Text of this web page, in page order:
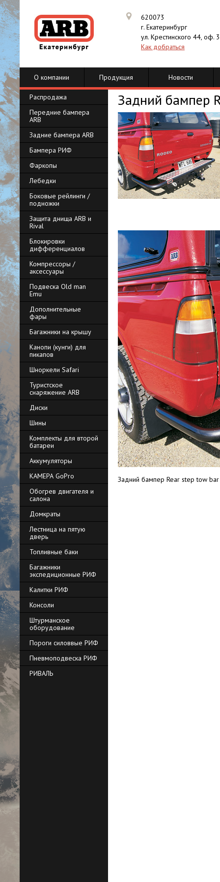
620073
г. Екатеринбург
ул. Крестинского 44, оф.
Как добраться
О компании Продукция Новости
Распродажа
Передние бампера
ARB
Задние бампера ARB
Бампера РИФ
Фаркопы
Лебедки
Боковые рейлинги /
подножки
Защита днища ARB и
Rival
Блокировки
дифференциалов
Компрессоры /
аксессуары
Подвеска Old man
Emu
Дополнительные
фары
Багажники на крышу
Канопи (кунги) для
пикапов
Шноркели Safari
Туристское
снаряжение ARB
Диски
Шины
Комплекты для второй
батареи
Аккумуляторы
КАМЕРА GoPro
Обогрев двигателя и
салона
Домкраты
Лестница на пятую
дверь
Топливные баки
Багажники
экспедиционные РИФ
Калитки РИФ
Консоли
Штурманское
оборудование
Пороги силоввые РИФ
Пневмоподвеска РИФ
РИВАЛЬ
Задний бампер
Задний бампер Rear step tow bar